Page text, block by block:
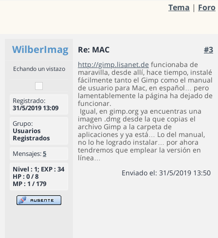
Tema | Foro
WilberImag Re: MAC #3
Echando un vistazo
Registrado:
31/5/2019 13:09
Grupo:
Usuarios
Registrados
Mensajes:5
Nivel : 1; EXP : 34
HP : 0 / 8
MP : 1 / 179
http://gimp.lisanet.de funcionaba de
maravilla, desde allí, hace tiempo, instalé
fácilmente tanto el Gimp como el manual
de usuario para Mac, en español… pero
lamentablemente la página ha dejado de
funcionar.
Igual, en gimp.org ya encuentras una
imagen .dmg desde la que copias el
archivo Gimp a la carpeta de
aplicaciones y ya está… Lo del manual,
no lo he logrado instalar… por ahora
tendremos que emplear la versión en
línea…
Enviado el: 31/5/2019 13:50